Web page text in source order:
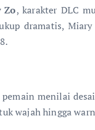
Zo, karakter DLC
dramatis,
menilai
wajah hingga